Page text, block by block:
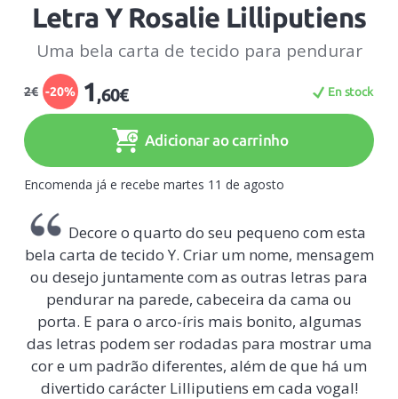
Letra Y Rosalie Lilliputiens
Uma bela carta de tecido para pendurar
2€ -20% 1 ,60€ En stock
Adicionar ao carrinho
Encomenda já e recebe martes 11 de agosto
Decore o quarto do seu pequeno com esta
bela carta de tecido Y. Criar um nome, mensagem
ou desejo juntamente com as outras letras para
pendurar na parede, cabeceira da cama ou
porta. E para o arco-íris mais bonito, algumas
das letras podem ser rodadas para mostrar uma
cor e um padrão diferentes, além de que há um
divertido carácter Lilliputiens em cada vogal!